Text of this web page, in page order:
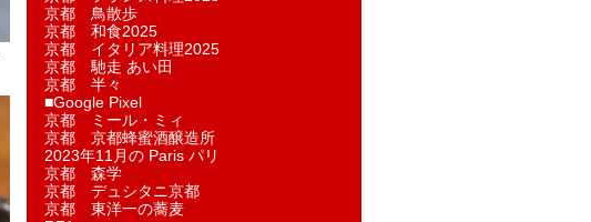
京都 鳥散歩
京都 和食2025
京都 イタリア料理2025
京都 馳走 あい田
京都 半々
■Google Pixel
京都 ミール・ミィ
京都 京都蜂蜜酒醸造所
2023年11月の Paris パリ
京都 森学
京都 デュシタニ京都
京都 東洋一の蕎麦